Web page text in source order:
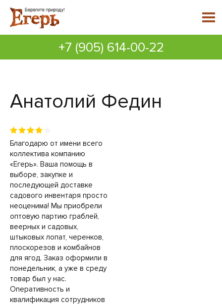
+7 (905) 614-00-22
Анатолий Федин
Благодарю от имени всего
коллектива компанию
«Егерь». Ваша помощь в
выборе, закупке и
последующей доставке
садового инвентаря просто
неоценима! Мы приобрели
оптовую партию граблей,
веерных и садовых,
штыковых лопат, черенков,
плоскорезов и комбайнов
для ягод. Заказ оформили в
понедельник, а уже в среду
товар был у нас.
Оперативность и
квалификация сотрудников